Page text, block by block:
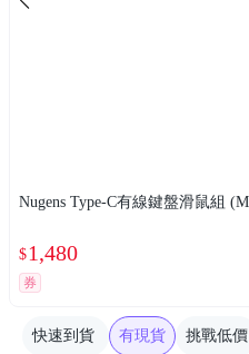
Nugens Type-C有線鍵盤滑鼠組
$1,480
券
快速到貨 有現貨 挑戰低價